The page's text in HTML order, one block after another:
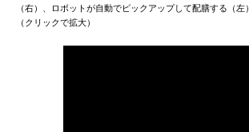
（右）、ロボットが自動でピックアップして配膳する（左）
（クリックで拡大）